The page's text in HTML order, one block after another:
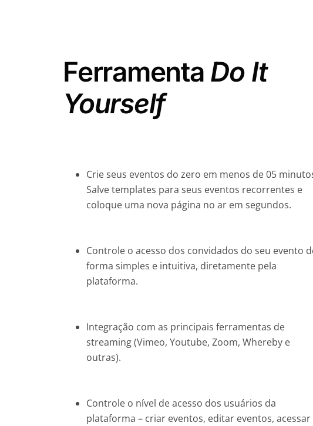
Ferramenta Do It
Yourself
Crie seus eventos do zero em menos de 05
Salve templates para seus eventos recorrentes e
coloque uma nova página no ar em segundos.
Controle o acesso dos convidados do seu evento
forma simples e intuitiva, diretamente pela
plataforma.
Integração com as principais ferramentas de
streaming (Vimeo, Youtube, Zoom, Whereby e
outras).
Controle o nível de acesso dos usuários da
plataforma – criar eventos, editar eventos, acessar